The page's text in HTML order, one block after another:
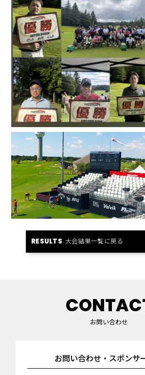
RESULTS 大会結果一覧に戻る
お問い合わせ
お問い合わせ・スポンサ